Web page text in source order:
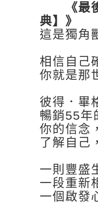
《最後
典】》
這是獨角
相信自己
你就是那
彼得．畢
暢銷55
你的信念
了解自己
一則豐盛
一段重新
一個啟發